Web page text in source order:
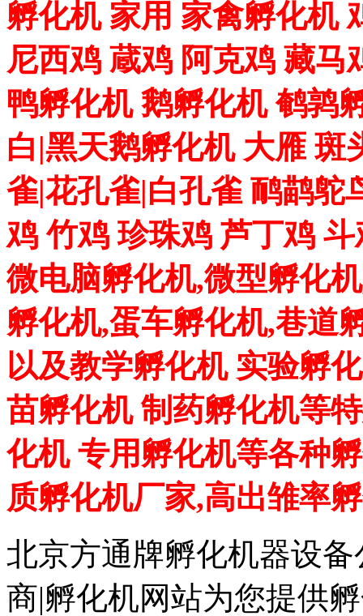
孵化机 家用 家禽孵化机
尼西鸡 蔵鸡 阿克鸡 藏马
鸭孵化机 鹅孵化机 鹌鹑
白|黑天鹅孵化机 大雁 斑
雀|花孔雀|白孔雀 鸸鹋鸵
鸡 竹鸡 珍珠鸡 芦丁鸡
微电脑孵化机,微型孵化
孵化机,蛋车孵化机,巷道
以及教学孵化机 实验孵
苗孵化机 制药孵化机等
化机 专用孵化机等各种
质孵化机厂家,高出雏率
北京方通牌孵化机器设
商|孵化机网站为您提供